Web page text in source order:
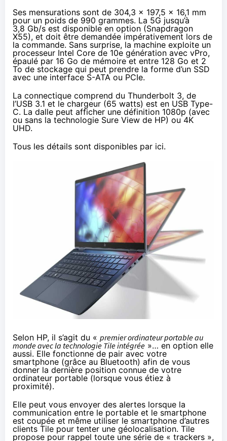
Ses mensurations sont de 304,3 x 197,5 x 16,1 mm
pour un poids de 990 grammes. La 5G jusqu’à
3,8 Gb/s est disponible en option (Snapdragon
X55), et doit être demandée impérativement lors de
la commande. Sans surprise, la machine exploite un
processeur Intel Core de 10e génération avec vPro,
épaulé par 16 Go de mémoire et entre 128 Go et 2
To de stockage qui peut prendre la forme d’un SSD
avec une interface S-ATA ou PCIe.
La connectique comprend du Thunderbolt 3, de
l’USB 3.1 et le chargeur (65 watts) est en USB Type-
C. La dalle peut afficher une définition 1080p (avec
ou sans la technologie Sure View de HP) ou 4K
UHD.
Tous les détails sont disponibles par ici.
Selon HP, il s’agit du « premier ordinateur portable au
monde avec la technologie Tile intégrée »… en option elle
aussi. Elle fonctionne de pair avec votre
smartphone (grâce au Bluetooth) afin de vous
donner la dernière position connue de votre
ordinateur portable (lorsque vous étiez à
proximité).
Elle peut vous envoyer des alertes lorsque la
communication entre le portable et le smartphone
est coupée et même utiliser le smartphone d’autres
clients Tile pour tenter une géolocalisation. Tile
propose pour rappel toute une série de « trackers »,